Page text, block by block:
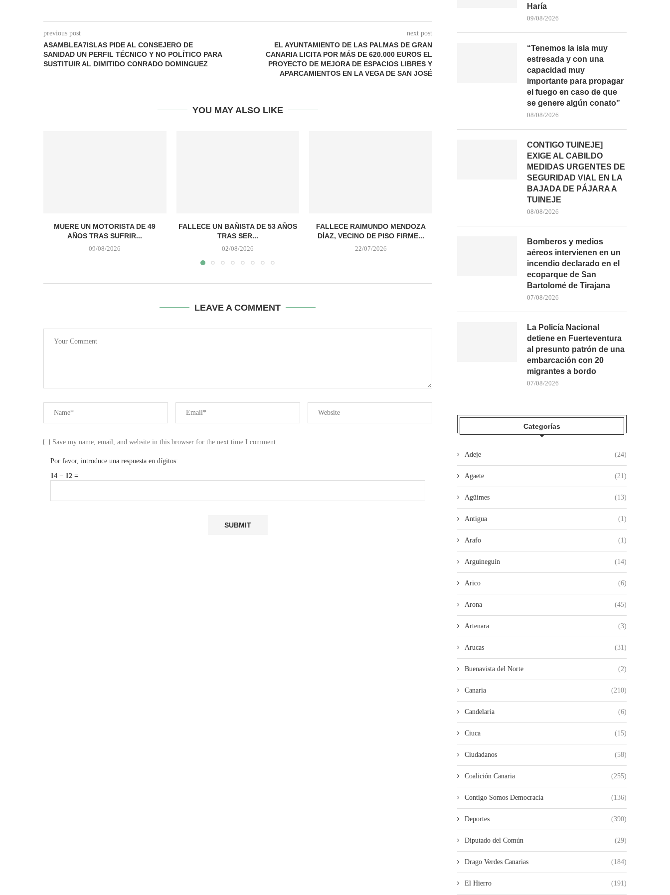
previous post
ASAMBLEA7ISLAS PIDE AL CONSEJERO DE
SANIDAD UN PERFIL TÉCNICO Y NO POLÍTICO PARA
SUSTITUIR AL DIMITIDO CONRADO DOMINGUEZ
next post
EL AYUNTAMIENTO DE LAS PALMAS DE GRAN
CANARIA LICITA POR MÁS DE 620.000 EUROS EL
PROYECTO DE MEJORA DE ESPACIOS LIBRES Y
APARCAMIENTOS EN LA VEGA DE SAN JOSÉ
YOU MAY ALSO LIKE
MUERE UN MOTORISTA DE 49
AÑOS TRAS SUFRIR...
09/08/2026
FALLECE UN BAÑISTA DE 53 AÑOS
TRAS SER...
02/08/2026
FALLECE RAIMUNDO MENDOZA
DÍAZ, VECINO DE PISO FIRME...
22/07/2026
CANARIAS DESPIDE A FABIOLA
TRÁGICO SUCESO EN LA
LEAVE A COMMENT
Save my name, email, and website in this browser for the next time I comment.
Por favor, introduce una respuesta en dígitos:
14 − 12 =
Haría
09/08/2026
“Tenemos la isla muy
estresada y con una
capacidad muy
importante para propagar
el fuego en caso de que
se genere algún conato”
08/08/2026
CONTIGO TUINEJE]
EXIGE AL CABILDO
MEDIDAS URGENTES DE
SEGURIDAD VIAL EN LA
BAJADA DE PÁJARA A
TUINEJE
08/08/2026
Bomberos y medios
aéreos intervienen en un
incendio declarado en el
ecoparque de San
Bartolomé de Tirajana
07/08/2026
La Policía Nacional
detiene en Fuerteventura
al presunto patrón de una
embarcación con 20
migrantes a bordo
07/08/2026
Categorías
Adeje (24)
Agaete (21)
Agüimes (13)
Antigua (1)
Arafo (1)
Arguineguín (14)
Arico (6)
Arona (45)
Artenara (3)
Arucas (31)
Buenavista del Norte (2)
Canaria (210)
Candelaria (6)
Ciuca (15)
Ciudadanos (58)
Coalición Canaria (255)
Contigo Somos Democracia (136)
Deportes (390)
Diputado del Común (29)
Drago Verdes Canarias (184)
El Hierro (191)